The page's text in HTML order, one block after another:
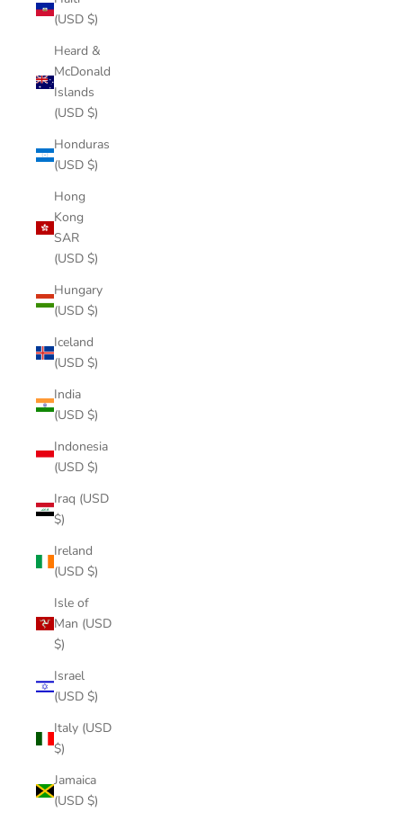
(USD $)
Heard &
McDonald
Islands
(USD $)
Honduras
(USD $)
Hong
Kong
SAR
(USD $)
Hungary
(USD $)
Iceland
(USD $)
India
(USD $)
Indonesia
(USD $)
Iraq (USD
$)
Ireland
(USD $)
Isle of
Man (USD
$)
Israel
(USD $)
Italy (USD
$)
Jamaica
(USD $)